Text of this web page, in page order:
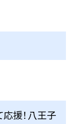
応援！八王子